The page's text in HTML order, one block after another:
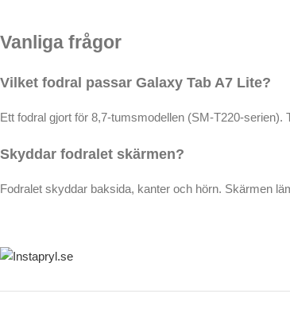
Vanliga frågor
Vilket fodral passar Galaxy Tab A7 Lite?
Ett fodral gjort för 8,7-tumsmodellen (SM-T220-serien).
Skyddar fodralet skärmen?
Fodralet skyddar baksida, kanter och hörn. Skärmen